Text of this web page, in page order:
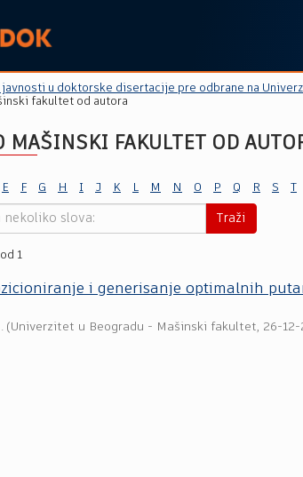
javnosti u doktorske disertacije pre odbrane na
fakultet od autora
MAŠINSKI FAKULTET OD
E F G H I J K L M N O P Q R S T
Traži
1
i generisanje optimalnih
(Univerzitet u Beogradu - Mašinski fakultet, 26-12-